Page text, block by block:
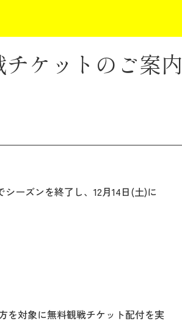
ケットのご案内
ーズンを終了し、12月14日(土)に
を対象に無料観戦チケット配付を実